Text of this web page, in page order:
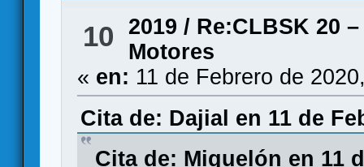
10 2019 / Re:CLBSK 20
Motores
« en: 11 de Febrero de
Cita de: Dajial en 11 de
Cita de: Miguelón en 11